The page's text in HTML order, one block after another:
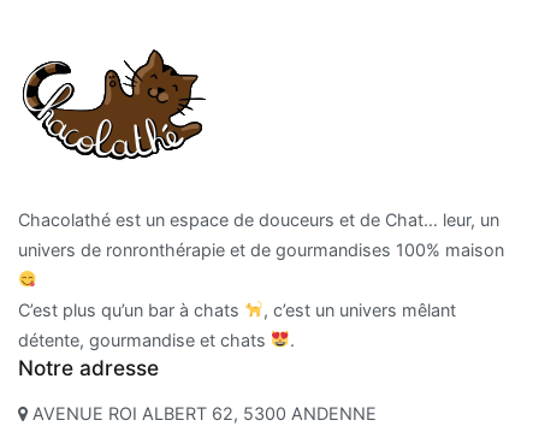
Chacolathé est un espace de douceurs et de Chat… leur, un
univers de ronronthérapie et de gourmandises 100% maison
C’est plus qu’un bar à chats
, c’est un univers mêlant
détente, gourmandise et chats
.
Notre adresse
AVENUE ROI ALBERT 62, 5300 ANDENNE